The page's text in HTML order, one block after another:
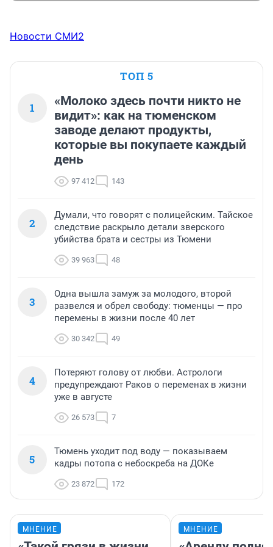
Новости СМИ2
ТОП 5
1
«Молоко здесь почти никто не
видит»: как на тюменском
заводе делают продукты,
которые вы покупаете каждый
день
97 412 143
2
Думали, что говорят с полицейским. Тайское
следствие раскрыло детали зверского
убийства брата и сестры из Тюмени
39 963 48
3
Одна вышла замуж за молодого, второй
развелся и обрел свободу: тюменцы — про
перемены в жизни после 40 лет
30 342 49
4
Потеряют голову от любви. Астрологи
предупреждают Раков о переменах в жизни
уже в августе
26 573 7
5
Тюмень уходит под воду — показываем
кадры потопа с небоскреба на ДОКе
23 872 172
МНЕНИЕ МНЕНИЕ